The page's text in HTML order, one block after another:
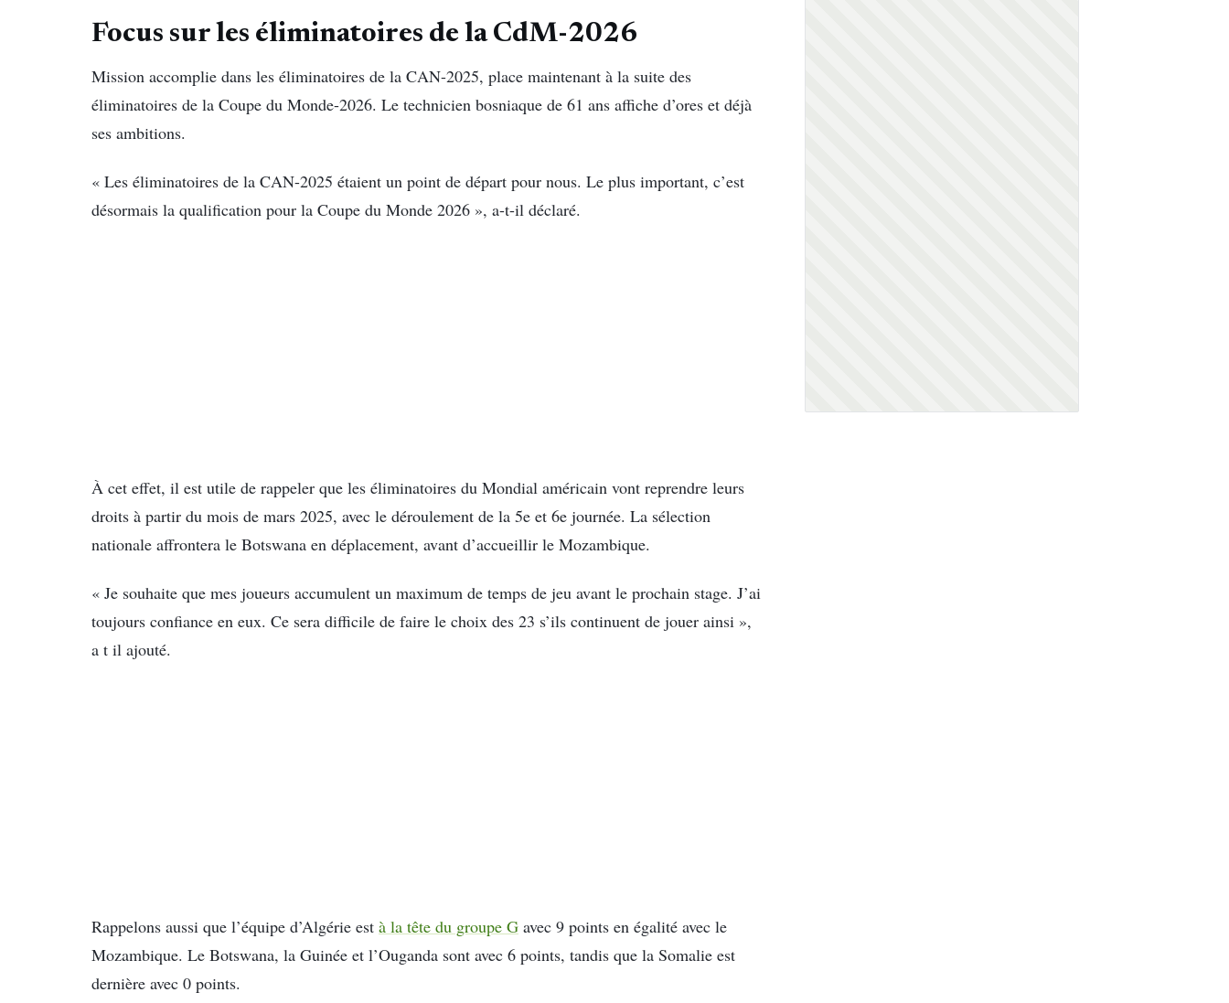
Focus sur les éliminatoires de la CdM-2026
Mission accomplie dans les éliminatoires de la CAN-2025, place maintenant à la suite des
éliminatoires de la Coupe du Monde-2026. Le technicien bosniaque de 61 ans affiche d’ores et déjà
ses ambitions.
« Les éliminatoires de la CAN-2025 étaient un point de départ pour nous. Le plus important, c’est
désormais la qualification pour la Coupe du Monde 2026 », a-t-il déclaré.
À cet effet, il est utile de rappeler que les éliminatoires du Mondial américain vont reprendre leurs
droits à partir du mois de mars 2025, avec le déroulement de la 5e et 6e journée. La sélection
nationale affrontera le Botswana en déplacement, avant d’accueillir le Mozambique.
« Je souhaite que mes joueurs accumulent un maximum de temps de jeu avant le prochain stage. J’ai
toujours confiance en eux. Ce sera difficile de faire le choix des 23 s’ils continuent de jouer ainsi »,
a t il ajouté.
Rappelons aussi que l’équipe d’Algérie est à la tête du groupe G avec 9 points en égalité avec le
Mozambique. Le Botswana, la Guinée et l’Ouganda sont avec 6 points, tandis que la Somalie est
dernière avec 0 points.